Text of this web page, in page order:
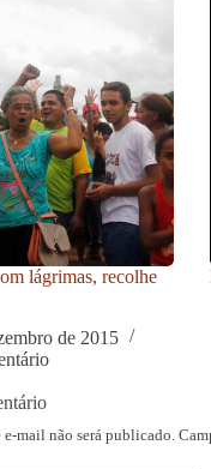
lágrimas, recolhe
de 2015
e-mail não será publicado.